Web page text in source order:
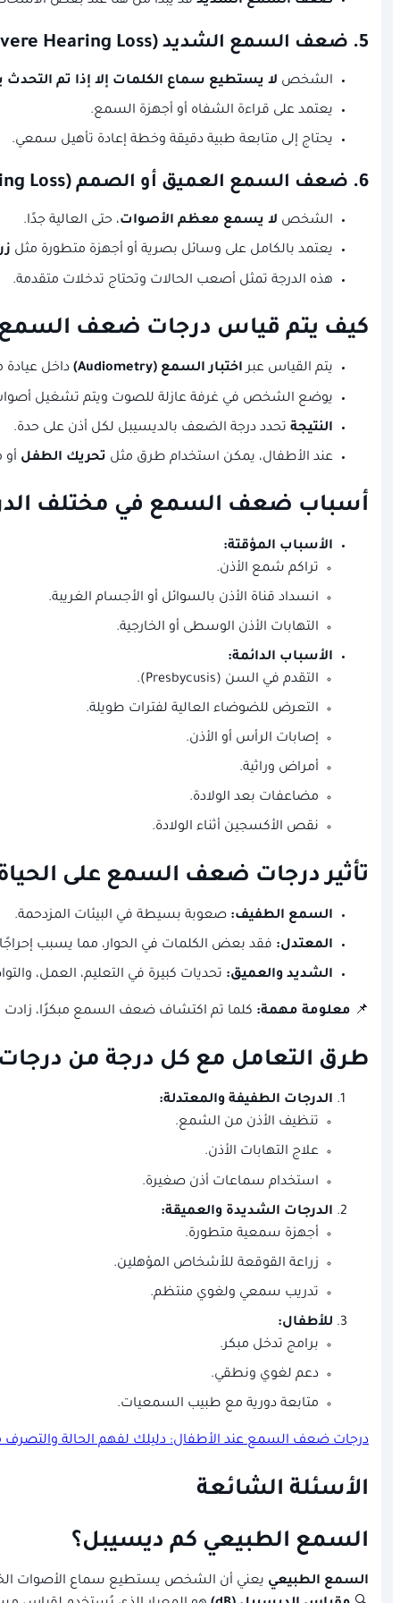
5. ضعف السمع الشديد (Severe Hearing Loss)
الشخص لا يستطيع سماع الكلمات إلا إذا تم
يعتمد على قراءة الشفاه أو أجهزة السمع.
يحتاج إلى متابعة طبية دقيقة وخطة إعادة تأهيل سمعي.
6. ضعف السمع العميق أو الصمم (Profound Hearing Loss)
الشخص لا يسمع معظم الأصوات، حتى العالية جدًا.
يعتمد بالكامل على وسائل بصرية أو أجهزة متطورة مثل
هذه الدرجة تمثل أصعب الحالات وتحتاج تدخلات متقدمة.
كيف يتم قياس درجات ضعف
يتم القياس عبراختبار السمع (Audiometry) داخل
يوضع الشخص في غرفة عازلة للصوت ويتم تشغيل أصوات
النتيجة تحدد درجة الضعف بالديسيبل لكل أذن على حدة.
عند الأطفال، يمكن استخدام طرق مثل تحريك الطفل
أسباب ضعف السمع في مختلف
الأسباب المؤقتة:
تراكم شمع الأذن.
انسداد قناة الأذن بالسوائل أو الأجسام الغريبة.
التهابات الأذن الوسطى أو الخارجية.
الأسباب الدائمة:
التقدم في السن (Presbycusis).
التعرض للضوضاء العالية لفترات طويلة.
إصابات الرأس أو الأذن.
أمراض وراثية.
مضاعفات بعد الولادة.
نقص الأكسجين أثناء الولادة.
تأثير درجات ضعف السمع على الحياة
السمع الطفيف: صعوبة بسيطة في البيئات المزدحمة.
المعتدل: فقد بعض الكلمات في الحوار، مما يسبب إحراجًا
الشديد والعميق: تحديات كبيرة في التعليم، العمل،
📌 معلومة مهمة: كلما تم اكتشاف ضعف السمع مبكرًا،
طرق التعامل مع كل درجة من
الدرجات الطفيفة والمعتدلة:
تنظيف الأذن من الشمع.
علاج التهابات الأذن.
استخدام سماعات أذن صغيرة.
الدرجات الشديدة والعميقة:
أجهزة سمعية متطورة.
زراعة القوقعة للأشخاص المؤهلين.
تدريب سمعي ولغوي منتظم.
للأطفال:
برامج تدخل مبكر.
دعم لغوي ونطقي.
متابعة دورية مع طبيب السمعيات.
درجات ضعف السمع عند الأطفال: دليلك لفهم الحالة والتصرف
الأسئلة الشائعة
السمع الطبيعي كم ديسيبل؟
السمع الطبيعي يعني أن الشخص يستطيع سماع الأصوات